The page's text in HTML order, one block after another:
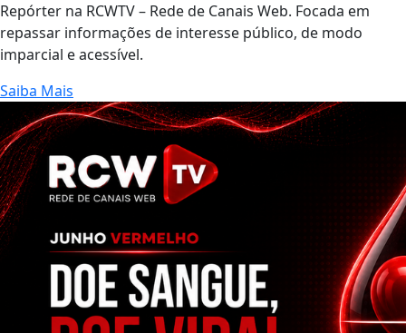
Repórter na RCWTV – Rede de Canais Web. Focada em
repassar informações de interesse público, de modo
imparcial e acessível.
Saiba Mais